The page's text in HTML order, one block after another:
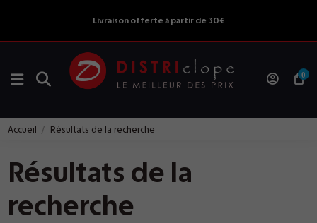
Livraison offerte à partir de 30€
0
Accueil Résultats de la recherche
Résultats de la
recherche